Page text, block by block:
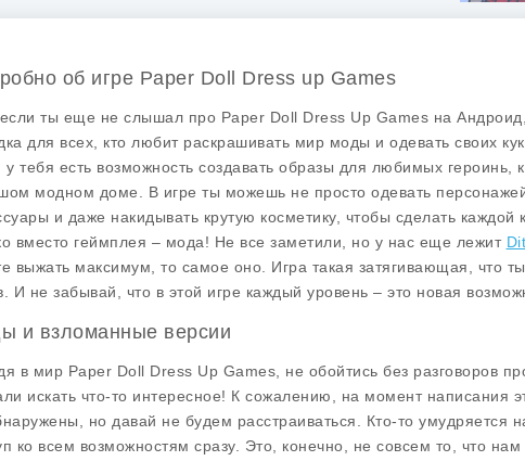
об игре Paper Doll Dress up Games
ты еще не слышал про Paper Doll Dress Up Games на
для всех, кто любит раскрашивать мир моды и одевать своих
у тебя есть возможность создавать образы для любимых героинь,
модном доме. В игре ты можешь не просто одевать
и даже накидывать крутую косметику, чтобы сделать каждой
вместо геймплея – мода! Не все заметили, но у нас еще лежит
выжать максимум, то самое оно. Игра такая затягивающая, что
И не забывай, что в этой игре каждый уровень – это новая
и взломанные версии
в мир Paper Doll Dress Up Games , не обойтись без разговоров
искать что-то интересное! К сожалению, на момент написания
но давай не будем расстраиваться. Кто-то умудряется
ко всем возможностям сразу. Это, конечно, не совсем то, что